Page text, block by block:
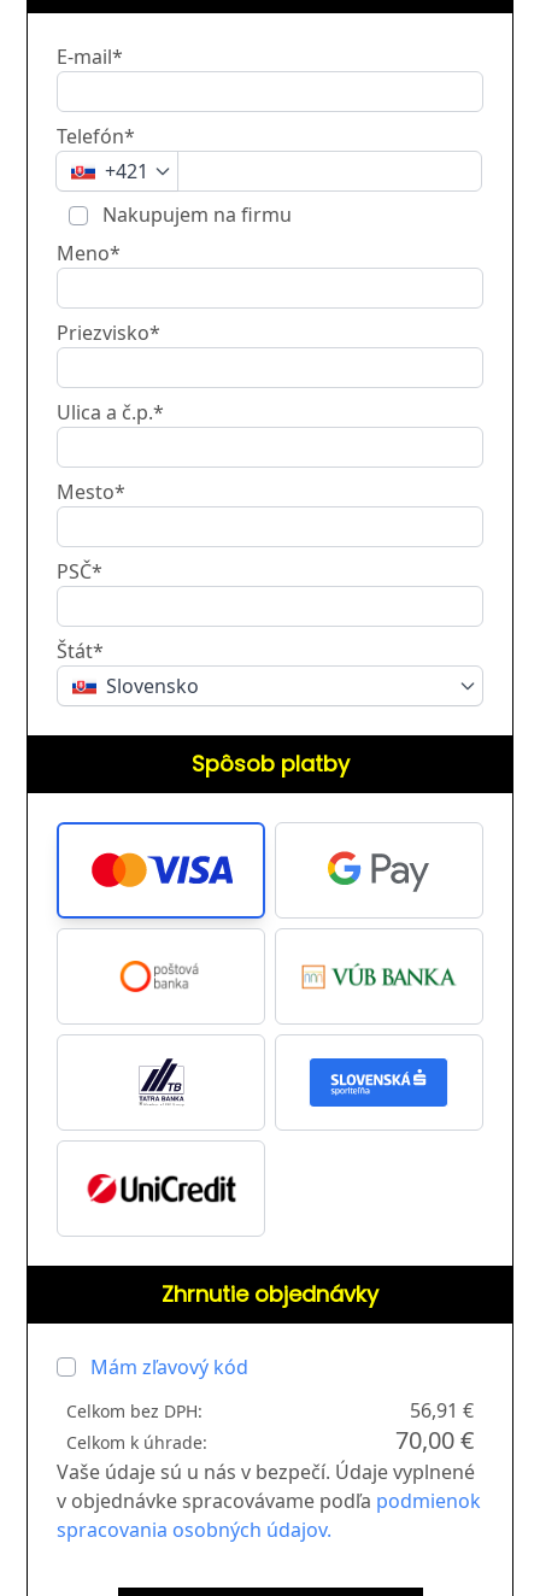
E-mail*
Telefón*
+421
Nakupujem na firmu
Meno*
Priezvisko*
Ulica a č.p.*
Mesto*
PSČ*
Štát*
Slovensko
Spôsob platby
Zhrnutie objednávky
Mám zľavový kód
Celkom bez DPH: 56,91 €
Celkom k úhrade: 70,00 €
Vaše údaje sú u nás v bezpečí. Údaje vyplnené
v objednávke spracovávame podľa podmienok
spracovania osobných údajov.